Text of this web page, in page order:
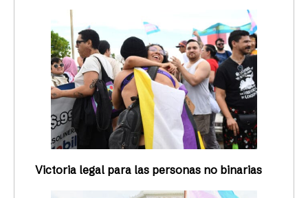
Victoria legal para las personas no binarias